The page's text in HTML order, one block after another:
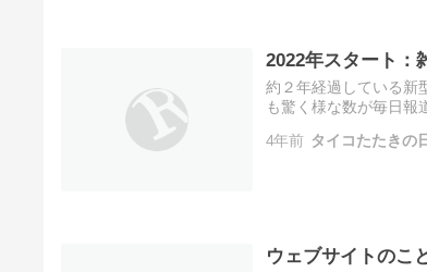
2022年スタート：
約２年経過している新
も驚く様な数が毎日報
4年前 タイコたたきの
ウェブサイトのこ